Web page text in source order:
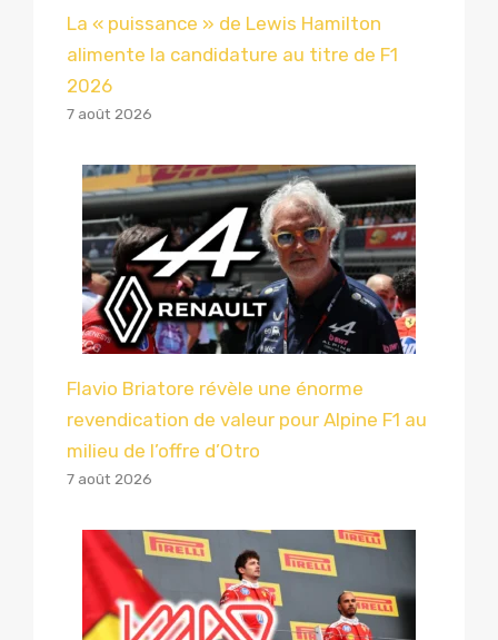
La « puissance » de Lewis Hamilton
alimente la candidature au titre de F1
2026
7 août 2026
Flavio Briatore révèle une énorme
revendication de valeur pour Alpine F1 au
milieu de l’offre d’Otro
7 août 2026